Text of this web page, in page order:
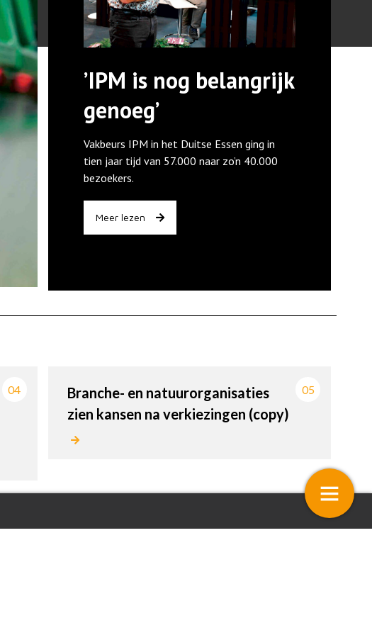
Stelling – Mijn bedrijfsdata
’IPM is nog belangrijk
genoeg’
Vakbeurs IPM in het Duitse Essen ging in
tien jaar tijd van 57.000 naar zo’n 40.000
bezoekers.
Meer lezen
04
Branche- en natuurorganisaties
zien kansen na verkiezingen (copy)
05